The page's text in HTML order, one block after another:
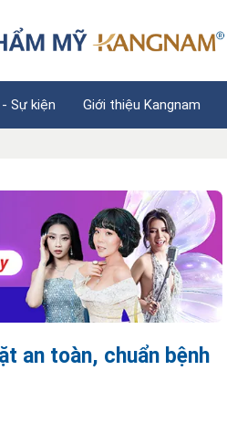
Sự kiện Giới thiệu Kangnam
an toàn, chuẩn bệnh